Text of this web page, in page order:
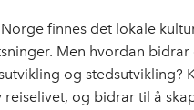
finnes det lokale
Men hvordan bidrar
og stedsutvikling?
reiselivet, og bidrar til å